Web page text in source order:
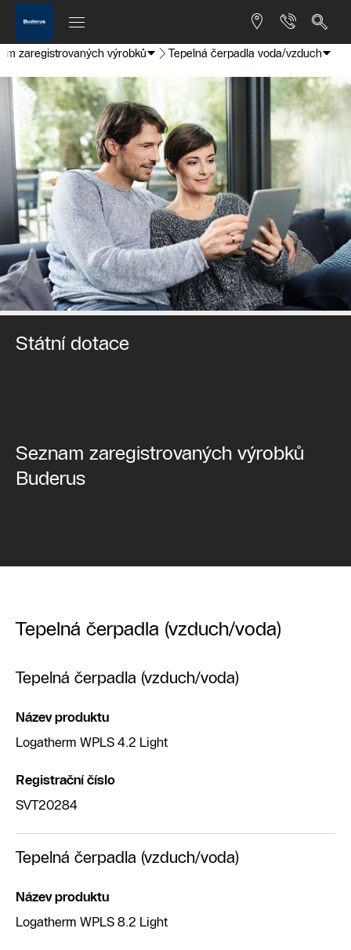
zaregistrovaných výrobků Tepelná čerpadla voda/vzduch
Státní dotace
Seznam zaregistrovaných výrobků
Buderus
Tepelná čerpadla (vzduch/voda)
Tepelná čerpadla (vzduch/voda)
Název produktu
Logatherm WPLS 4.2 Light
Registrační číslo
SVT20284
Tepelná čerpadla (vzduch/voda)
Název produktu
Logatherm WPLS 8.2 Light